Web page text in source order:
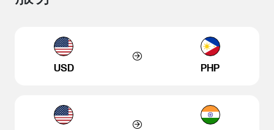
USD PHP